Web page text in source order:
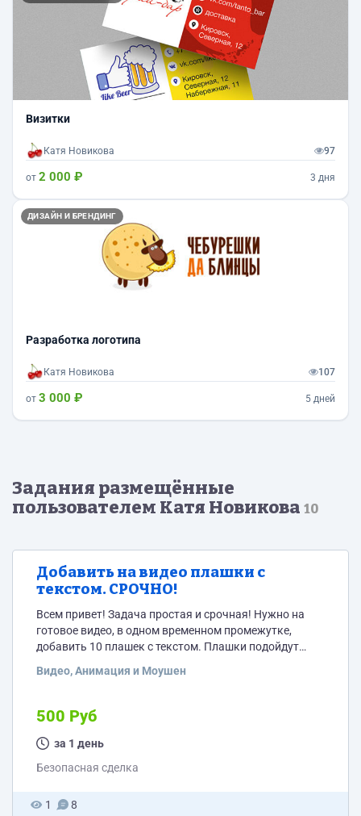
Визитки
Катя Новикова 97
от 2 000 ₽ 3 дня
ДИЗАЙН И БРЕНДИНГ
Разработка логотипа
Катя Новикова 107
от 3 000 ₽ 5 дней
Задания размещённые
пользователем Катя Новикова 10
Добавить на видео плашки с
текстом. СРОЧНО!
Всем привет! Задача простая и срочная! Нужно на
готовое видео, в одном временном промежутке,
добавить 10 плашек с текстом. Плашки подойдут
(+ анимация появление-исчезание). Готовые
вышлю исполнителю
Видео, Анимация и Моушен
500 Руб
за 1 день
Безопасная сделка
1 8